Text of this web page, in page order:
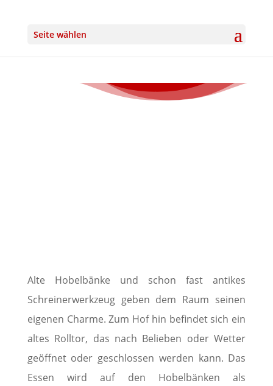
Seite wählen
Alte Hobelbänke und schon fast antikes
Schreinerwerkzeug geben dem Raum seinen
eigenen Charme. Zum Hof hin befindet sich ein
altes Rolltor, das nach Belieben oder Wetter
geöffnet oder geschlossen werden kann. Das
Essen wird auf den Hobelbänken als